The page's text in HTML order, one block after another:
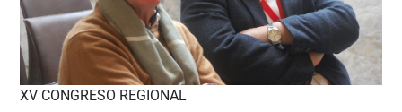
XV CONGRESO REGIONAL